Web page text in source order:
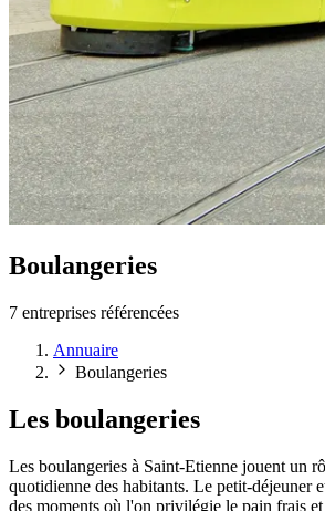
Boulangeries
7 entreprises référencées
Annuaire
Boulangeries
Les boulangeries
Les boulangeries à Saint-Etienne jouent un
quotidienne des habitants. Le petit-déjeuner
des moments où l'on privilégie le pain frais